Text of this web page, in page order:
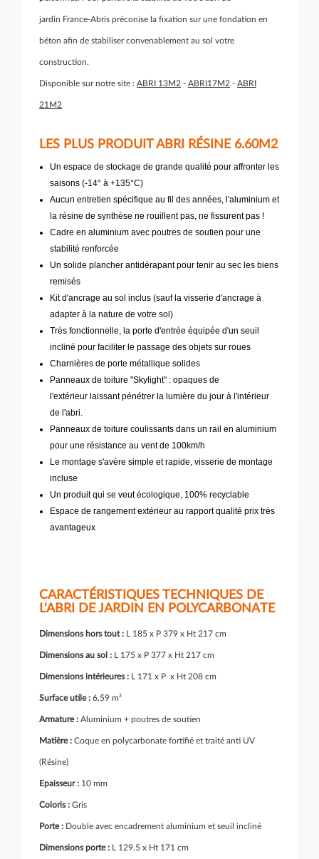
jardin France-Abris préconise la fixation sur une fondation en
béton afin de stabiliser convenablement au sol votre
construction.
Disponible sur notre site : ABRI 13M2 - ABRI17M2 - ABRI
21M2
LES PLUS PRODUIT ABRI RÉSINE 6.60M2
Un espace de stockage de grande qualité pour affronter les
saisons (-14° à +135°C)
Aucun entretien spécifique au fil des années, l'aluminium et
la résine de synthèse ne rouillent pas, ne fissurent pas !
Cadre en aluminium avec poutres de soutien pour une
stabilité renforcée
Un solide plancher antidérapant pour tenir au sec les biens
remisés
Kit d'ancrage au sol inclus (sauf la visserie d'ancrage à
adapter à la nature de votre sol)
Très fonctionnelle, la porte d'entrée équipée d'un seuil
incliné pour faciliter le passage des objets sur roues
Charnières de porte métallique solides
Panneaux de toiture "Skylight" : opaques de
l'extérieur laissant pénétrer la lumière du jour à l'intérieur
de l'abri.
Panneaux de toiture coulissants dans un rail en aluminium
pour une résistance au vent de 100km/h
Le montage s'avère simple et rapide, visserie de montage
incluse
Un produit qui se veut écologique, 100% recyclable
Espace de rangement extérieur au rapport qualité prix très
avantageux
CARACTÉRISTIQUES TECHNIQUES DE
L'ABRI DE JARDIN EN POLYCARBONATE
Dimensions hors tout : L 185 x P 379 x Ht 217 cm
Dimensions au sol : L 175 x P 377 x Ht 217 cm
Dimensions intérieures : L 171 x P x Ht 208 cm
Surface utile : 6.59 m²
Armature : Aluminium + poutres de soutien
Matière : Coque en polycarbonate fortifié et traité anti UV
(Résine)
Epaisseur : 10 mm
Coloris : Gris
Porte : Double avec encadrement aluminium et seuil incliné
Dimensions porte : L 129.5 x Ht 171 cm